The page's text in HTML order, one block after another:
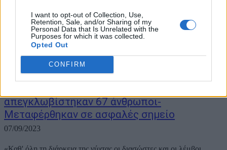
I want to opt-out of Collection, Use,
Retention, Sale, and/or Sharing of my
Personal Data that Is Unrelated with the
Purposes for which it was collected.
Opted Out
CONFIRM
απεγκλωβίστηκαν 67 άνθρωποι-
Μεταφέρθηκαν σε ασφαλές σημείο
07/09/2023